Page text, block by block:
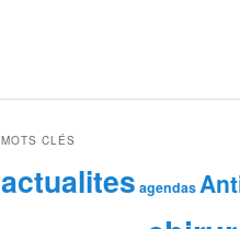
MOTS CLÉS
actualites agendas